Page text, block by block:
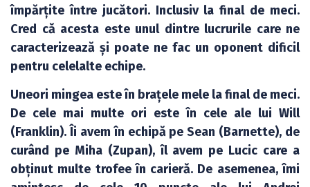
împărțite între jucători. Inclusiv la final de meci.
Cred că acesta este unul dintre lucrurile care ne
caracterizează și poate ne fac un oponent dificil
pentru celelalte echipe.
Uneori mingea este în brațele mele la final de meci.
De cele mai multe ori este în cele ale lui Will
(Franklin). Îi avem în echipă pe Sean (Barnette), de
curând pe Miha (Zupan), îl avem pe Lucic care a
obținut multe trofee în carieră. De asemenea, îmi